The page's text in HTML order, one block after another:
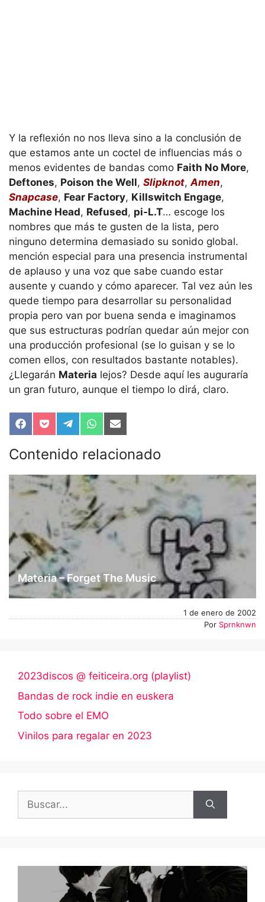
Y la reflexión no nos lleva sino a la conclusión de
que estamos ante un coctel de influencias más o
menos evidentes de bandas como Faith No More,
Deftones, Poison the Well, Slipknot, Amen,
Snapcase, Fear Factory, Killswitch Engage,
Machine Head, Refused, pi-L.T… escoge los
nombres que más te gusten de la lista, pero
ninguno determina demasiado su sonido global.
mención especial para una presencia instrumental
de aplauso y una voz que sabe cuando estar
ausente y cuando y cómo aparecer. Tal vez aún les
quede tiempo para desarrollar su personalidad
propia pero van por buena senda e imaginamos
que sus estructuras podrían quedar aún mejor con
una producción profesional (se lo guisan y se lo
comen ellos, con resultados bastante notables).
¿Llegarán Materia lejos? Desde aquí les auguraría
un gran futuro, aunque el tiempo lo dirá, claro.
Compartir
en
Facebook
Compartir
en
Pocket
Compartir
en
Telegram
Compartir
en
WhatsApp
Compartir
en
Email
Contenido relacionado
Materia – Forget The Music
1 de enero de 2002
Por Sprnknwn
2023discos @ feiticeira.org (playlist)
Bandas de rock indie en euskera
Todo sobre el EMO
Vinilos para regalar en 2023